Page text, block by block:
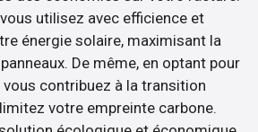
utilisez avec efficience et
énergie solaire, maximisant la
De même, en optant pour
contribuez à la transition
votre empreinte carbone.